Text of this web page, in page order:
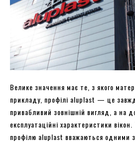
Велике значення має те, з якого
прикладу, профілі aluplast — це
привабливий зовнішній вигляд, а на
експлуатаційні характеристики
профілю aluplast вважаються одними